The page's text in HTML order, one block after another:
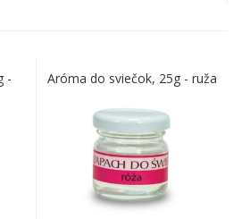
-
Aróma do sviečok, 25g - ruža